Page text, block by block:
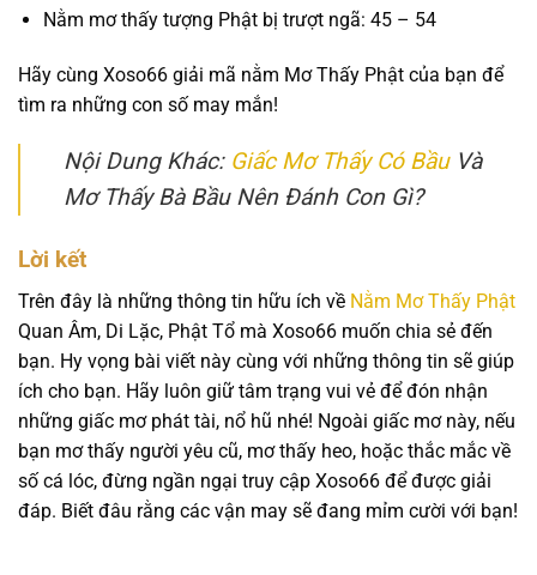
Nằm mơ thấy tượng Phật bị trượt ngã: 45 – 54
Hãy cùng Xoso66 giải mã nằm Mơ Thấy Phật của bạn để
tìm ra những con số may mắn!
Nội Dung Khác: Giấc Mơ Thấy Có BầuVà
Mơ Thấy Bà Bầu Nên Đánh Con Gì?
Lời kết
Trên đây là những thông tin hữu ích về Nằm Mơ Thấy Phật
Quan Âm, Di Lặc, Phật Tổ mà Xoso66 muốn chia sẻ đến
bạn. Hy vọng bài viết này cùng với những thông tin sẽ giúp
ích cho bạn. Hãy luôn giữ tâm trạng vui vẻ để đón nhận
những giấc mơ phát tài, nổ hũ nhé! Ngoài giấc mơ này, nếu
bạn mơ thấy người yêu cũ, mơ thấy heo, hoặc thắc mắc về
số cá lóc, đừng ngần ngại truy cập Xoso66 để được giải
đáp. Biết đâu rằng các vận may sẽ đang mỉm cười với bạn!